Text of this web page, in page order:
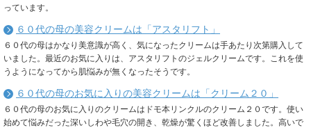
っています。
６０代の母の美容クリームは「アスタリフト」
６０代の母はかなり美意識が高く、気になったクリームは手あたり次第購入して
いました。最近のお気に入りは、アスタリフトのジェルクリームです。これを使
うようになってから肌悩みが無くなったそうです。
６０代の母のお気に入りの美容クリームは「クリーム２０」
６０代の母のお気に入りのクリームはドモ本リンクルのクリーム２０です。使い
始めて悩みだった深いしわや毛穴の開き、乾燥が驚くほど改善しました。高いで